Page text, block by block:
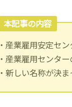
本記事の内容
・産業雇用安定セ
・産業雇用センター
・新しい名称が決ま